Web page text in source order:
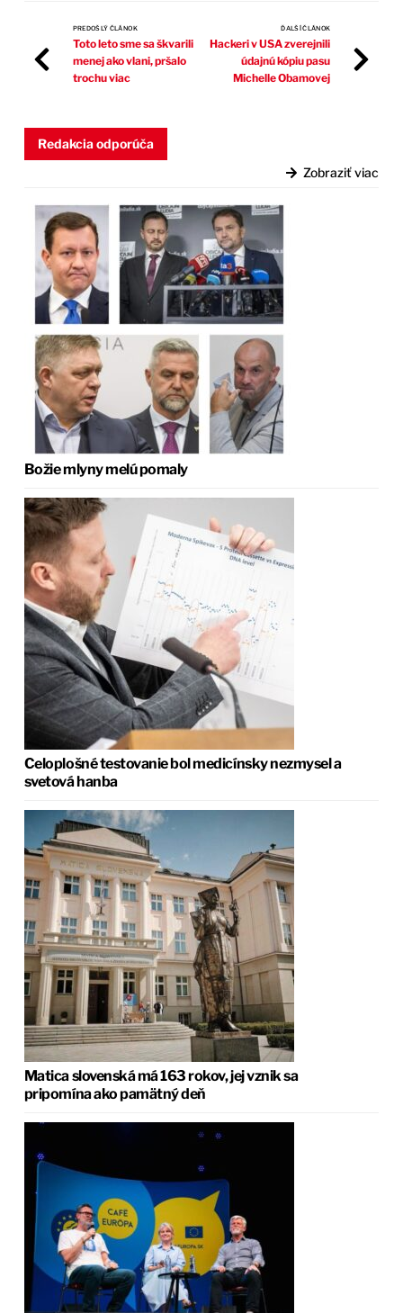
PREDOŠLÝ ČLÁNOK
Toto leto sme sa škvarili
menej ako vlani, pršalo
trochu viac
ĎALŠÍ ČLÁNOK
Hackeri v USA zverejnili
údajnú kópiu pasu
Michelle Obamovej
Redakcia odporúča
Zobraziť viac
Božie mlyny melú pomaly
Celoplošné testovanie bol medicínsky nezmysel a
svetová hanba
Matica slovenská má 163 rokov, jej vznik sa
pripomína ako pamätný deň